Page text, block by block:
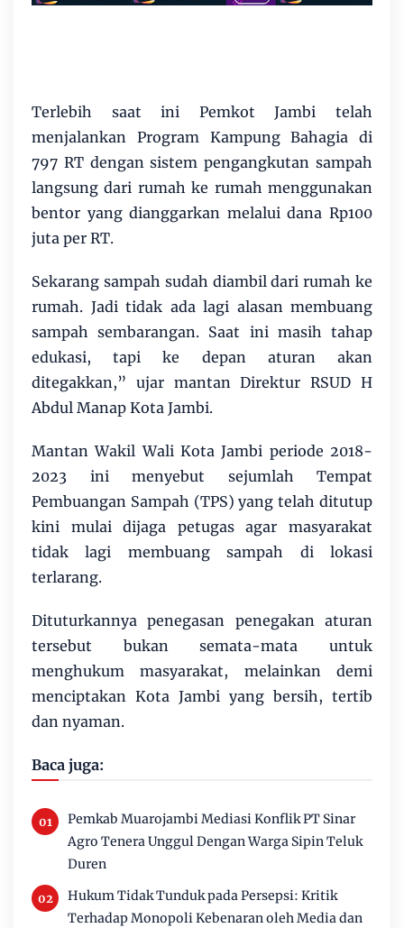
Terlebih saat ini Pemkot Jambi telah
menjalankan Program Kampung Bahagia di
797 RT dengan sistem pengangkutan sampah
langsung dari rumah ke rumah menggunakan
bentor yang dianggarkan melalui dana Rp100
juta per RT.
Sekarang sampah sudah diambil dari rumah ke
rumah. Jadi tidak ada lagi alasan membuang
sampah sembarangan. Saat ini masih tahap
edukasi, tapi ke depan aturan akan
ditegakkan,” ujar mantan Direktur RSUD H
Abdul Manap Kota Jambi.
Mantan Wakil Wali Kota Jambi periode 2018-
2023 ini menyebut sejumlah Tempat
Pembuangan Sampah (TPS) yang telah ditutup
kini mulai dijaga petugas agar masyarakat
tidak lagi membuang sampah di lokasi
terlarang.
Dituturkannya penegasan penegakan aturan
tersebut bukan semata-mata untuk
menghukum masyarakat, melainkan demi
menciptakan Kota Jambi yang bersih, tertib
dan nyaman.
Baca juga:
Pemkab Muarojambi Mediasi Konflik PT Sinar
Agro Tenera Unggul Dengan Warga Sipin Teluk
Duren
Hukum Tidak Tunduk pada Persepsi: Kritik
Terhadap Monopoli Kebenaran oleh Media dan